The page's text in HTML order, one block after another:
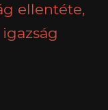
ellentéte,